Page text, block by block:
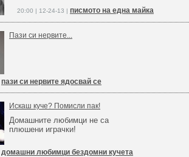
20:00 | 12-24-13 | писмото на една майка
Пази си нервите...
пази си нервите ядосвай се
Искаш куче? Помисли пак!
Домашните любимци не са
плюшени играчки!
домашни любимци бездомни кучета